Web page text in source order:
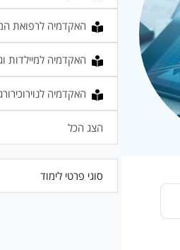
האקדמיה לרפואת
האקדמיה למיילדות
האקדמיה
הצג הכל
סוגי פרטי לימוד